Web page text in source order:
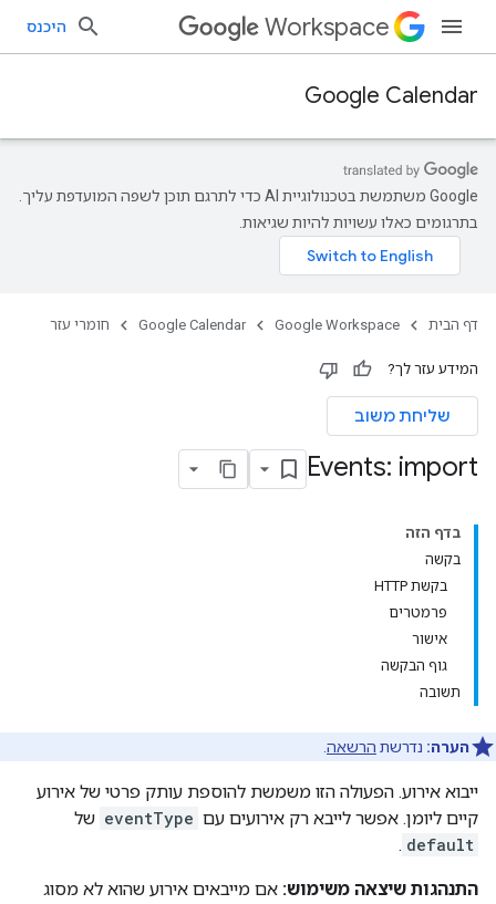
Workspace היכנס
Google Calendar
‫Google משתמשת בטכנולוגיית AI כדי לתרגם תוכן לשפה המועדפת עליך.
בתרגומים כאלו עשויות להיות שגיאות.
דף הבית Google Workspace
Google Calendar חומרי עזר
המידע עזר לך?
שליחת משוב
Events: import
בדף הזה
בקשה
בקשת HTTP
פרמטרים
אישור
גוף הבקשה
תשובה
הערה: נדרשת הרשאה
ייבוא אירוע. הפעולה הזו משמשת להוספת עותק פרטי של אירוע
קיים ליומן. אפשר לייבא רק אירועים עם eventType של
default
.
התנהגות שיצאה משימוש: אם מייבאים אירוע שהוא לא מסוג